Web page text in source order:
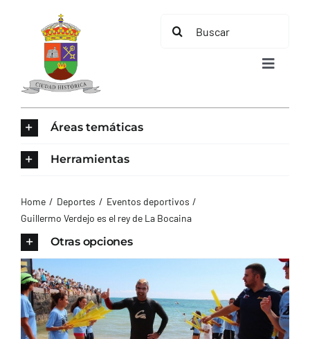
contenido
Buscar:
Toggle
AYUNTAMIENTO
TURISMO
CONTACTO
Áreas temáticas
Herramientas
Home Deportes
Eventos deportivos
Guillermo Verdejo es el rey de La Bocaina
Otras opciones